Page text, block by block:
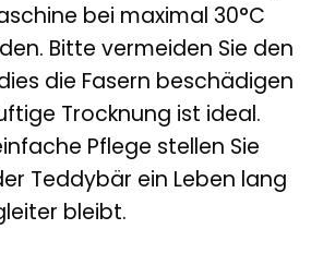
bei maximal 30°C
Bitte vermeiden Sie den
die Fasern beschädigen
Trocknung ist ideal.
Pflege stellen Sie
Teddybär ein Leben lang
bleibt.